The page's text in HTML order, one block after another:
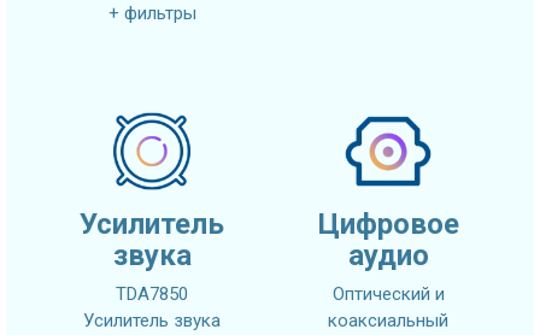
+ фильтры
Усилитель
звука
TDA7850
Усилитель звука
Цифровое
аудио
Оптический и
коаксиальный